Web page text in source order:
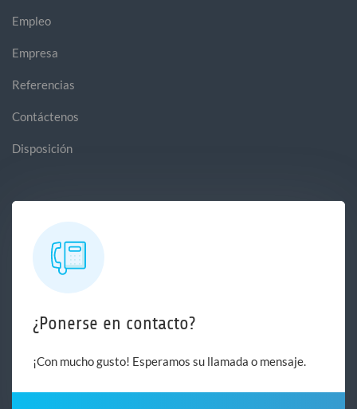
Empleo
Empresa
Referencias
Contáctenos
Disposición
¿Ponerse en contacto?
¡Con mucho gusto! Esperamos su llamada o mensaje.